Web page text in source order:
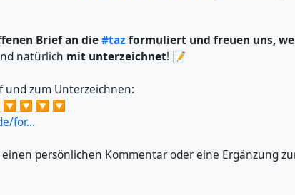
Brief an die#taz formuliert und freuen uns,
natürlich mit unterzeichnet! 📝
und zum Unterzeichnen:
🔽 🔽 🔽
for…
persönlichen Kommentar oder eine Ergänzung